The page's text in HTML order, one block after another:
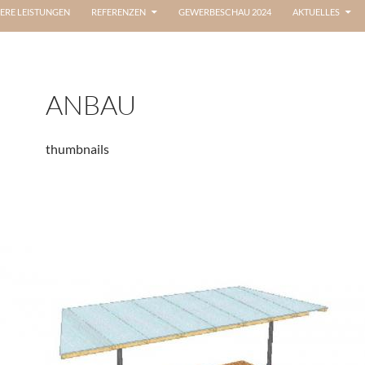
LEISTUNGEN REFERENZEN GEWERBESCHAU 2024 AKTUELLES
ANBAU
thumbnails